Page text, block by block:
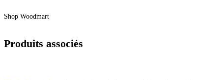
Shop Woodmart
Produits associés